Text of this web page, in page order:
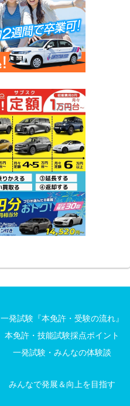
一発試験『本免許・受験の流れ』
本免許・技能試験採点ポイント
一発試験・みんなの体験談
みんなで発展＆向上を目指す